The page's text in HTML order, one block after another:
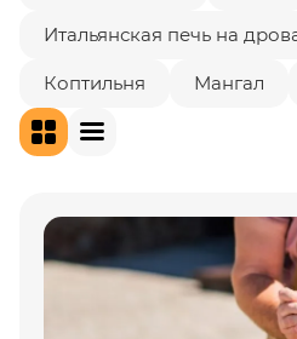
Итальянская печь на
Коптильня Мангал